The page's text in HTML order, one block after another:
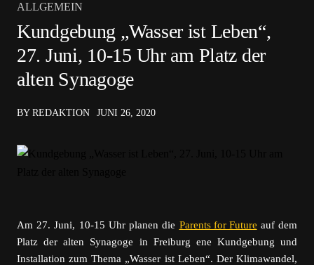
ALLGEMEIN
Kundgebung „Wasser ist Leben“,
27. Juni, 10-15 Uhr am Platz der
alten Synagoge
BY REDAKTION JUNI 26, 2020
Am 27. Juni, 10-15 Uhr planen die Parents for Future auf dem
Platz der alten Synagoge in Freiburg ene Kundgebung und
Installation zum Thema „Wasser ist Leben“. Der Klimawandel,